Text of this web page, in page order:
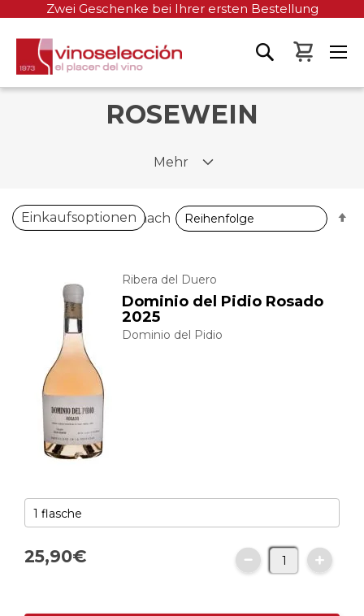
Zwei Geschenke bei Ihrer ersten Bestellung
Mein
ROSEWEIN
Mehr
Ribera del Duero
Dominio del Pidio Rosado
2025
Dominio del Pidio
25,90€
Einkaufsoptionen
Sortieren nach